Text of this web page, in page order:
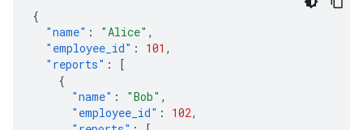
{
"name" : "Alice" ,
"employee_id" : 101 ,
"reports" :
[
{
"name" : "Bob" ,
"employee_id" : 102,